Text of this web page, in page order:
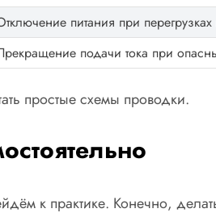
питания при
подачи тока при
простые схемы проводки.
к практике. Конечно,